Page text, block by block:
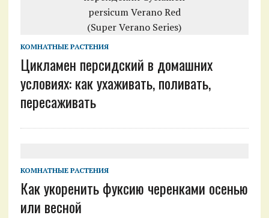
КОМНАТНЫЕ РАСТЕНИЯ
Цикламен персидский в домашних
условиях: как ухаживать, поливать,
пересаживать
КОМНАТНЫЕ РАСТЕНИЯ
Как укоренить фуксию черенками осенью
или весной